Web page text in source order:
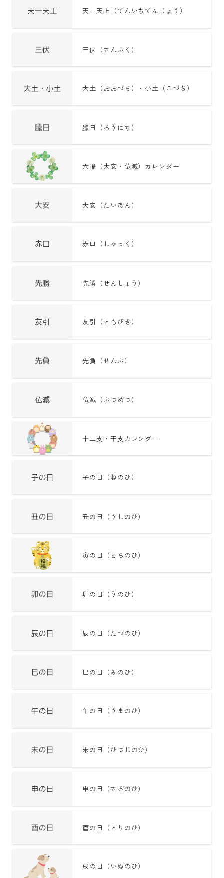
天一天上（てんいちてんじょう）
三伏（さんぷく）
大土（おおづち）・小土（こづち）
臘日（ろうにち）
六曜（大安・仏滅）カレンダー
大安（たいあん）
赤口（しゃっく）
先勝（せんしょう）
友引（ともびき）
先負（せんぷ）
仏滅（ぶつめつ）
十二支・干支カレンダー
子の日（ねのひ）
丑の日（うしのひ）
寅の日（とらのひ）
卯の日（うのひ）
辰の日（たつのひ）
巳の日（みのひ）
午の日（うまのひ）
未の日（ひつじのひ）
申の日（さるのひ）
酉の日（とりのひ）
戌の日（いぬのひ）